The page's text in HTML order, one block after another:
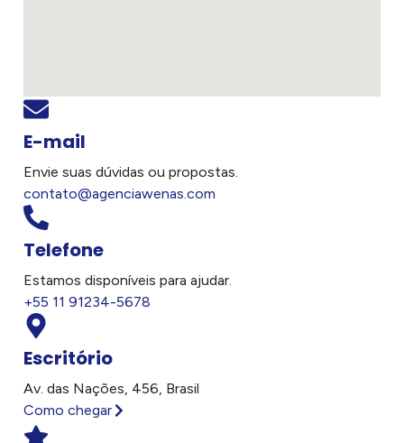
E-mail
Envie suas dúvidas ou propostas.
contato@agenciawenas.com
Telefone
Estamos disponíveis para ajudar.
+55 11 91234-5678
Escritório
Av. das Nações, 456, Brasil
Como chegar